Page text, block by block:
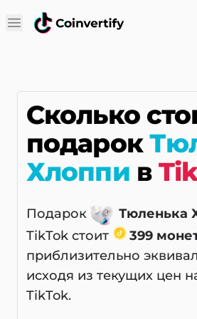
Open main menu
Сколько
подарок
Хлоппи в
Подарок Тюленька
TikTok стоит
399
приблизительно
исходя из текущих цен
TikTok.